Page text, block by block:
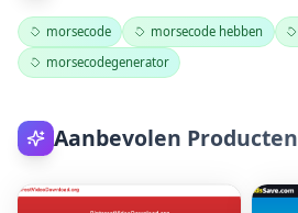
morsecode morsecode hebben
morsecodegenerator
Aanbevolen Producten